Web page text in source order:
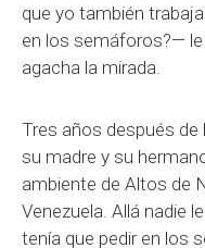
que yo también
en los semáforos?— le
agacha la mirada.
Tres años después
su madre y su
ambiente de Altos de
Venezuela. Allá nadie
tenía que pedir en los